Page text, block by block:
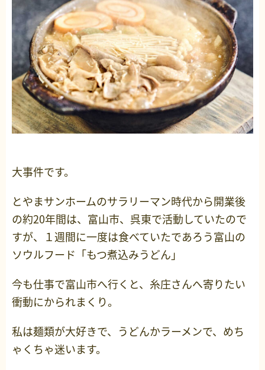
大事件です。
とやまサンホームのサラリーマン時代から開業後
の約20年間は、富山市、呉東で活動していたので
すが、１週間に一度は食べていたであろう富山の
ソウルフード「もつ煮込みうどん」
今も仕事で富山市へ行くと、糸庄さんへ寄りたい
衝動にかられまくり。
私は麺類が大好きで、うどんかラーメンで、めち
ゃくちゃ迷います。